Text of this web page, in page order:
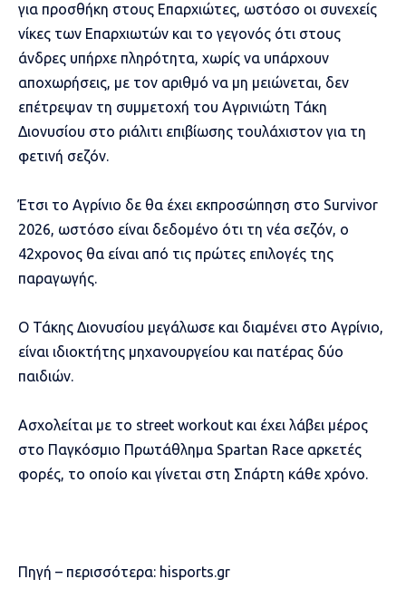
για προσθήκη στους Επαρχιώτες, ωστόσο οι συνεχείς
νίκες των Επαρχιωτών και το γεγονός ότι στους
άνδρες υπήρχε πληρότητα, χωρίς να υπάρχουν
αποχωρήσεις, με τον αριθμό να μη μειώνεται, δεν
επέτρεψαν τη συμμετοχή του Αγρινιώτη Τάκη
Διονυσίου στο ριάλιτι επιβίωσης τουλάχιστον για τη
φετινή σεζόν.
Έτσι το Αγρίνιο δε θα έχει εκπροσώπηση στο Survivor
2026, ωστόσο είναι δεδομένο ότι τη νέα σεζόν, ο
42χρονος θα είναι από τις πρώτες επιλογές της
παραγωγής.
Ο Τάκης Διονυσίου μεγάλωσε και διαμένει στο Αγρίνιο,
είναι ιδιοκτήτης μηχανουργείου και πατέρας δύο
παιδιών.
Ασχολείται με το street workout και έχει λάβει μέρος
στο Παγκόσμιο Πρωτάθλημα Spartan Race αρκετές
φορές, το οποίο και γίνεται στη Σπάρτη κάθε χρόνο.
Πηγή – περισσότερα: hisports.gr